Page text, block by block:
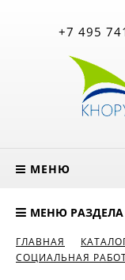
+7 495
МЕНЮ
МЕНЮ РАЗДЕЛА
ГЛАВНАЯ
СОЦИАЛЬНАЯ